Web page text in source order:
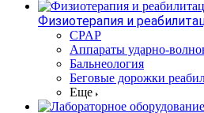
Физиотерапия и
CPAP
Аппараты ударно-
Бальнеология
Беговые дорожки
Еще